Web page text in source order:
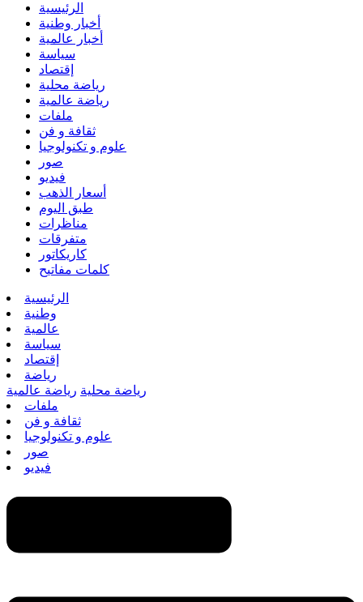
الرئيسية
أخبار وطنية
أخبار عالمية
سياسة
إقتصاد
رياضة محلية
رياضة عالمية
ملفات
ثقافة و فن
علوم و تكنولوجيا
صور
فيديو
أسعار الذهب
طبق اليوم
مناظرات
متفرقات
كاريكاتور
كلمات مفاتيح
الرئيسية
وطنية
عالمية
سياسة
إقتصاد
رياضة
رياضة محلية رياضة عالمية
ملفات
ثقافة و فن
علوم و تكنولوجيا
صور
فيديو